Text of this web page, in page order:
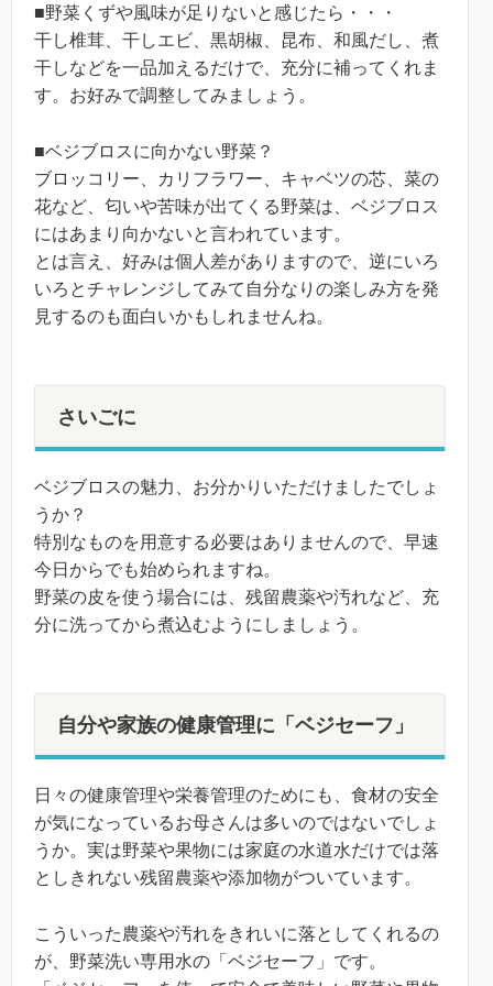
■野菜くずや風味が足りないと感じたら・・・
干し椎茸、干しエビ、黒胡椒、昆布、和風だし、煮
干しなどを一品加えるだけで、充分に補ってくれま
す。お好みで調整してみましょう。
■ベジブロスに向かない野菜？
ブロッコリー、カリフラワー、キャベツの芯、菜の
花など、匂いや苦味が出てくる野菜は、ベジブロス
にはあまり向かないと言われています。
とは言え、好みは個人差がありますので、逆にいろ
いろとチャレンジしてみて自分なりの楽しみ方を発
見するのも面白いかもしれませんね。
さいごに
ベジブロスの魅力、お分かりいただけましたでしょ
うか？
特別なものを用意する必要はありませんので、早速
今日からでも始められますね。
野菜の皮を使う場合には、残留農薬や汚れなど、充
分に洗ってから煮込むようにしましょう。
自分や家族の健康管理に「ベジセーフ」
日々の健康管理や栄養管理のためにも、食材の安全
が気になっているお母さんは多いのではないでしょ
うか。実は野菜や果物には家庭の水道水だけでは落
としきれない残留農薬や添加物がついています。
こういった農薬や汚れをきれいに落としてくれるの
が、野菜洗い専用水の「ベジセーフ」です。